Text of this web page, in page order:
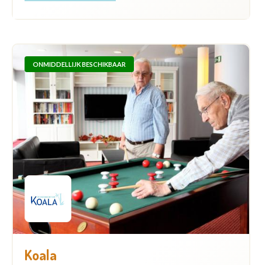
ONMIDDELLIJK BESCHIKBAAR
Koala